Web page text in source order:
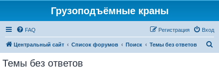
Грузоподъёмные краны
FAQ Вход
Регистрация
Центральный сайт Список форумов Поиск Темы без ответов
Темы без ответов